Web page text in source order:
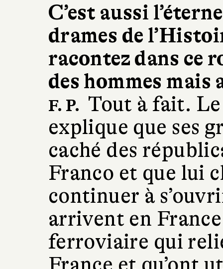
C’est aussi
drames de
racontez dans ce
des hommes
F. P. Tout à fait.
explique que ses
caché des
Franco et que lui
continuer à
arrivent en
ferroviaire qui